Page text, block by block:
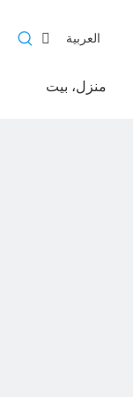
العربية
منزل، بيت